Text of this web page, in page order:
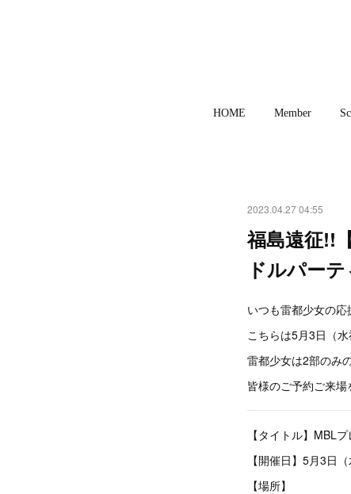
HOME Member
2023.04.27 04:55
福島遠征!!
ドルパー
いつも雷都少女の
こちらは5月3日（
雷都少女は2部のみ
皆様のご予約ご来
【タイトル】MBL
【開催日】5月3日（
【場所】